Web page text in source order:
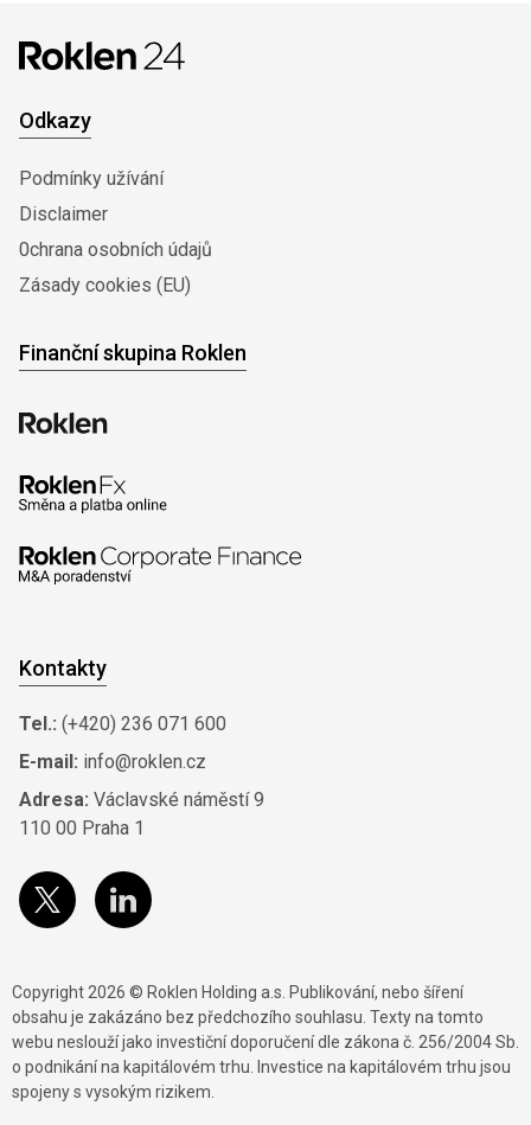
Odkazy
Podmínky užívání
Disclaimer
0chrana osobních údajů
Zásady cookies (EU)
Finanční skupina Roklen
Kontakty
Tel.: (+420) 236 071 600
E-mail: info@roklen.cz
Adresa: Václavské náměstí 9
110 00 Praha 1
Copyright 2026 © Roklen Holding a.s. Publikování, nebo šíření
obsahu je zakázáno bez předchozího souhlasu. Texty na tomto
webu neslouží jako investiční doporučení dle zákona č. 256/2004 Sb.
o podnikání na kapitálovém trhu. Investice na kapitálovém trhu jsou
spojeny s vysokým rizikem.